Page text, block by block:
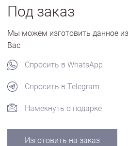
Под заказ
Мы можем изготовить данное
Вас
Спросить в WhatsApp
Спросить в Telegram
Намекнуть о подарке
Изготовить на заказ